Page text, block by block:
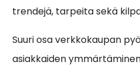
trendejä, tarpeita sekä
Suuri osa verkkokaupan
asiakkaiden